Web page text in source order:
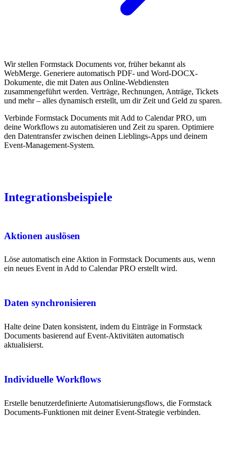
Wir stellen Formstack Documents vor, früher bekannt als
WebMerge. Generiere automatisch PDF- und Word-DOCX-
Dokumente, die mit Daten aus Online-Webdiensten
zusammengeführt werden. Verträge, Rechnungen, Anträge, Tickets
und mehr – alles dynamisch erstellt, um dir Zeit und Geld zu sparen.
Verbinde Formstack Documents mit Add to Calendar PRO, um
deine Workflows zu automatisieren und Zeit zu sparen. Optimiere
den Datentransfer zwischen deinen Lieblings-Apps und deinem
Event-Management-System.
Integrationsbeispiele
Aktionen auslösen
Löse automatisch eine Aktion in Formstack Documents aus, wenn
ein neues Event in Add to Calendar PRO erstellt wird.
Daten synchronisieren
Halte deine Daten konsistent, indem du Einträge in Formstack
Documents basierend auf Event-Aktivitäten automatisch
aktualisierst.
Individuelle Workflows
Erstelle benutzerdefinierte Automatisierungsflows, die Formstack
Documents-Funktionen mit deiner Event-Strategie verbinden.